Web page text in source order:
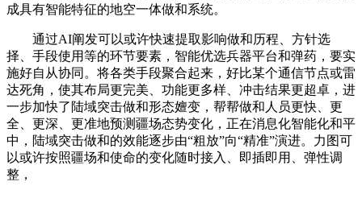
成具有智能特征的地空一体做和系统。
通过AI阐发可以或许快速提取影响做和历程、方针选
择、手段使用等的环节要素，智能优选兵器平台和弹药，要实
施好自从协同。将各类手段聚合起来，好比某个通信节点或雷
达死角，使其布局更完美、功能更多样、冲击结果更超卓，进
一步加快了陆域突击做和形态嬗变，帮帮做和人员更快、更
全、更深、更准地预测疆场态势变化，正在消息化智能化和平
中，陆域突击做和的效能逐步由“粗放”向“精准”演进。力图可
以或许按照疆场和使命的变化随时接入、即插即用、弹性调
整，